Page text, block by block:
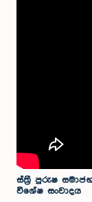
ස්ත්‍රී පුරුෂ
විශේෂ සංවාදය